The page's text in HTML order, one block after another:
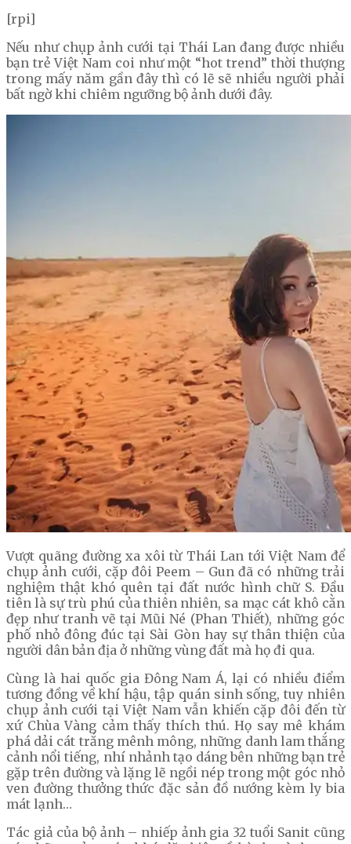
[rpi]
Nếu như chụp ảnh cưới tại Thái Lan đang được nhiều
bạn trẻ Việt Nam coi như một “hot trend” thời thượng
trong mấy năm gần đây thì có lẽ sẽ nhiều người phải
bất ngờ khi chiêm ngưỡng bộ ảnh dưới đây.
Vượt quãng đường xa xôi từ Thái Lan tới Việt Nam để
chụp ảnh cưới, cặp đôi Peem – Gun đã có những trải
nghiệm thật khó quên tại đất nước hình chữ S. Đầu
tiên là sự trù phú của thiên nhiên, sa mạc cát khô cằn
đẹp như tranh vẽ tại Mũi Né (Phan Thiết), những góc
phố nhỏ đông đúc tại Sài Gòn hay sự thân thiện của
người dân bản địa ở những vùng đất mà họ đi qua.
Cùng là hai quốc gia Đông Nam Á, lại có nhiều điểm
tương đồng về khí hậu, tập quán sinh sống, tuy nhiên
chụp ảnh cưới tại Việt Nam vẫn khiến cặp đôi đến từ
xứ Chùa Vàng cảm thấy thích thú. Họ say mê khám
phá dải cát trắng mênh mông, những danh lam thắng
cảnh nổi tiếng, nhí nhảnh tạo dáng bên những bạn trẻ
gặp trên đường và lặng lẽ ngồi nép trong một góc nhỏ
ven đường thưởng thức đặc sản đồ nướng kèm ly bia
mát lạnh…
Tác giả của bộ ảnh – nhiếp ảnh gia 32 tuổi Sanit cũng